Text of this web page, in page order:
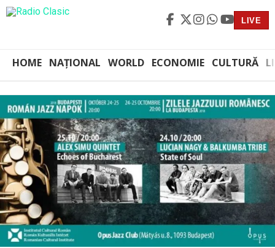
LIVE
HOME NAȚIONAL WORLD ECONOMIE CULTURĂ